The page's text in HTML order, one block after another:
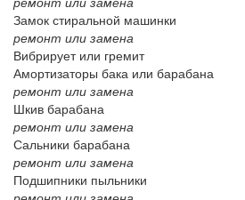
Замок стиральной машинки
ремонт или замена
Вибрирует или гремит
Амортизаторы бака или барабана
ремонт или замена
Шкив барабана
ремонт или замена
Сальники барабана
ремонт или замена
Подшипники пыльники